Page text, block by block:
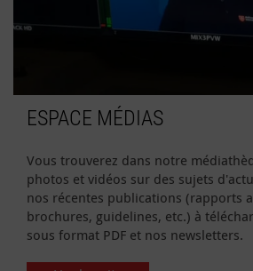
ESPACE MÉDIAS
Vous trouverez dans notre
photos et vidéos sur des sujets
nos récentes publications (rapports
brochures, guidelines, etc.) à
sous format PDF et nos newsletters.